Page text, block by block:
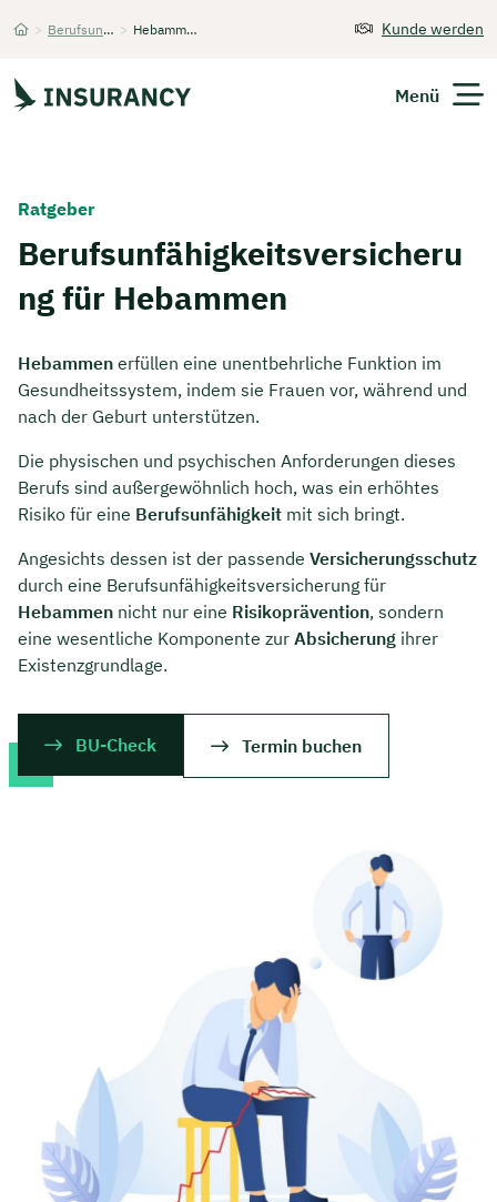
> Berufsunfähigkeitsversicherung > Hebammen Kunde werden
Menü
Finanzen
Über Uns
Kontakt
Ratgeber
Berufsunfähigkeitsversicheru
ng für Hebammen
Hebammen erfüllen eine unentbehrliche Funktion im
Gesundheitssystem, indem sie Frauen vor, während und
nach der Geburt unterstützen.
Die physischen und psychischen Anforderungen dieses
Berufs sind außergewöhnlich hoch, was ein erhöhtes
Risiko für eine Berufsunfähigkeit mit sich bringt.
Angesichts dessen ist der passende Versicherungsschutz
durch eine Berufsunfähigkeitsversicherung für
Hebammen nicht nur eine Risikoprävention, sondern
eine wesentliche Komponente zur Absicherung ihrer
Existenzgrundlage.
BU-Check Termin buchen